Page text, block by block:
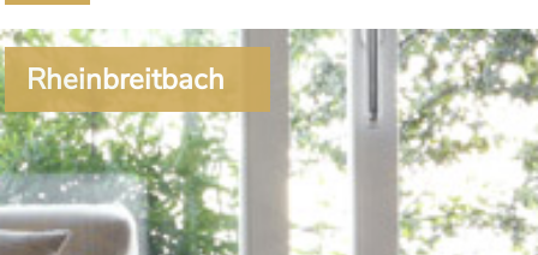
Rheinbreitbach